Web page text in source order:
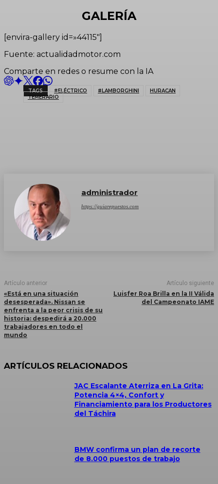
GALERÍA
[envira-gallery id=»44115″]
Fuente: actualidadmotor.com
Comparte en redes o resume con la IA
TAGS #ELÉCTRICO #LAMBORGHINI
HURACAN
TEMERARIO
administrador
https://guiarepuestos.com
Artículo anterior
«Está en una situación
desesperada». Nissan se
enfrenta a la peor crisis de su
historia: despedirá a 20.000
trabajadores en todo el
mundo
Artículo siguiente
Luisfer Roa Brilla en la II Válida
del Campeonato IAME
ARTÍCULOS RELACIONADOS
JAC Escalante Aterriza en La Grita:
Potencia 4×4, Confort y
Financiamiento para los Productores
del Táchira
BMW confirma un plan de recorte
de 8.000 puestos de trabajo